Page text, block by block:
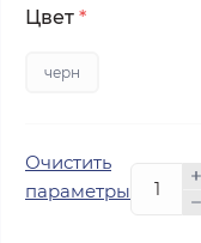
Цвет *
черн
Очистить
параметры